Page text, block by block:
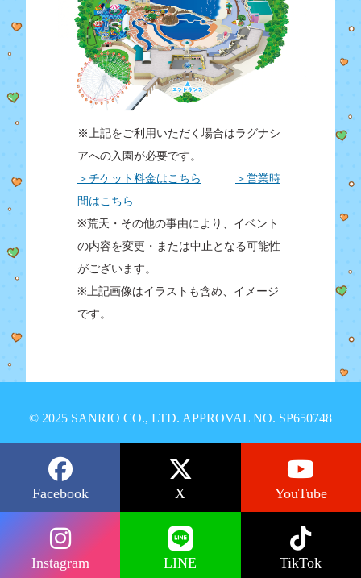
※上記をご利用いただく場合はラグナシ
アへの入園が必要です。
＞チケット料金はこちら
＞営業時
間はこちら
※荒天・その他の事由により、イベント
の内容を変更・または中止となる可能性
がございます。
※上記画像はイラストも含め、イメージ
です。
© 2025 SANRIO CO., LTD. APPROVAL NO. SP650748
Facebook X YouTube
Instagram LINE TikTok